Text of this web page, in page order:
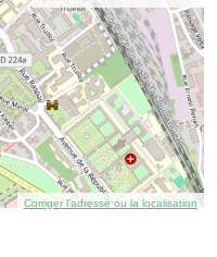
Corriger l’adresse ou la localisation